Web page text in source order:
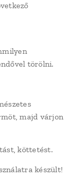
törölni.
majd várjon
köttetést.
készült!